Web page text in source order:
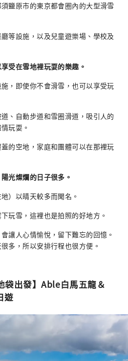
鹽原市的東京都會圈內的大型滑雪
等設施，以及兒童遊樂場、學校及
受在雪地裡玩耍的樂趣。
，即使你不會滑雪，也可以享受玩
、自動步道和雪圈滑道，吸引人的
玩耍。
的空地，家庭和團體可以在那裡玩
光燦爛的日子很多。
）以晴天較多而聞名。
玩雪，這裡也是拍照的好地方。
讓人心情愉悅，留下難忘的回憶。
多，所以安排行程也很方便。
袋出發】Able白馬五龍＆
遊